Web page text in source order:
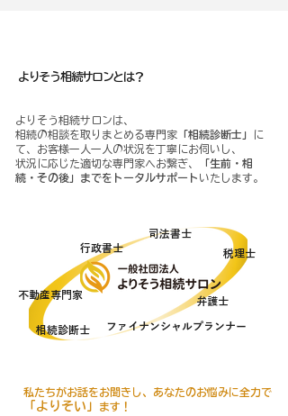
よりそう相続サロンとは？
よりそう相続サロンは、
相続の相談を取りまとめる専門家 「相続診断士」
に
て、お客様一人一人の状況を丁寧にお伺いし、
状況に応じた適切な専門家へお繋ぎ、
「生前・相
続・その後」までをトータルサポート いたします。
​司法書士
​税理士
​行政書士
​弁護士
相続診断士
​不動産専門家
​ファイナンシャルプランナー
私たちがお話をお聞きし、あなたのお悩みに全力で
「よりそい」 ます！